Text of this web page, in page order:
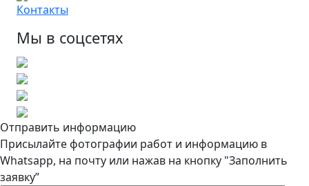
Контакты
Мы в соцсетях
Отправить информацию
Присылайте фотографии работ и информацию в
Whatsapp, на почту или нажав на кнопку "Заполнить
заявку”